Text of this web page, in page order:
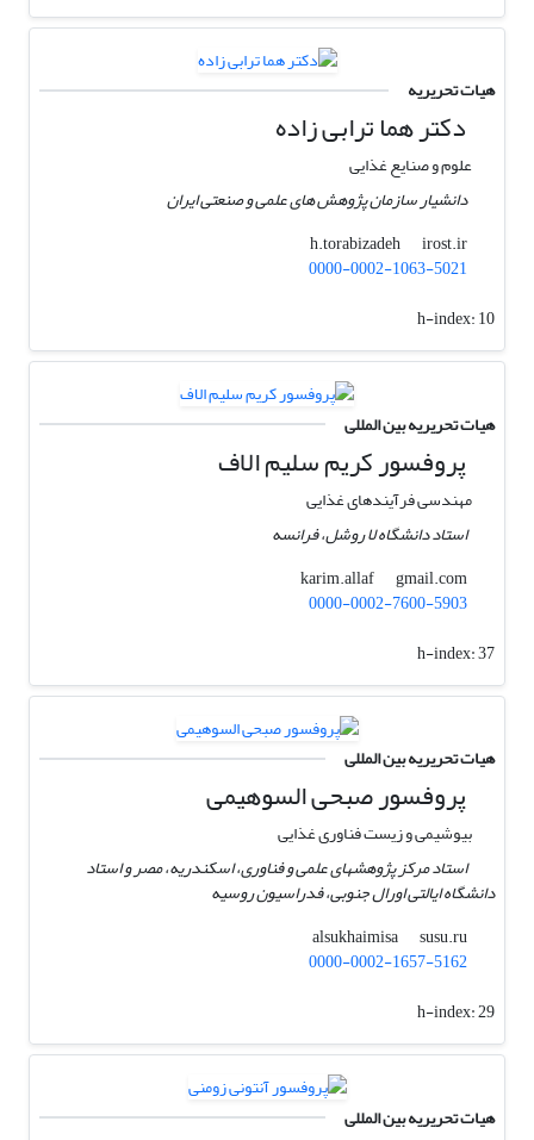
هیات تحریریه
دکتر هما ترابی زاده
علوم و صنایع غذایی
دانشیار سازمان پژوهش های علمی و صنعتی ایران
h.torabizadeh
irost.ir
0000-0002-1063-5021
h-index:10
هیات تحریریه بین المللی
پروفسور کریم سلیم الاف
مهندسی فرآیندهای غذایی
استاد دانشگاه لا روشل، فرانسه
karim.allaf
gmail.com
0000-0002-7600-5903
h-index:37
هیات تحریریه بین المللی
پروفسور صبحی السوهیمی
بیوشیمی و زیست فناوری غذایی
استاد مرکز پژوهشهای علمی و فناوری، اسکندریه، مصر و استاد
دانشگاه ایالتی اورال جنوبی، فدراسیون روسیه
alsukhaimisa
susu.ru
0000-0002-1657-5162
h-index:29
هیات تحریریه بین المللی